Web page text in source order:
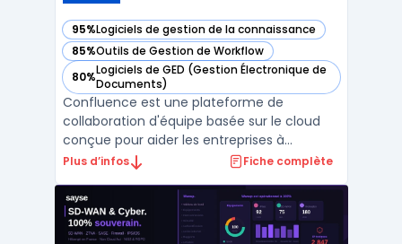
95%Logiciels de gestion de la connaissance
— voir Confluence dans cette catégorie
85%Outils de Gestion de Workflow
— voir Confluence dans cette catégorie
80%Logiciels de GED (Gestion Électronique de
Documents)
— voir Confluence dans cette catégorie
Confluence est une plateforme de
collaboration d'équipe basée sur le cloud
conçue pour aider les entreprises à
organiser et à gérer leur contenu. Elle
retrouver des documents, et elle comprend
des fonctionnalités de Gestion Electronique
de Documents (GED) et de c ...
Plus d’infos Fiche complète